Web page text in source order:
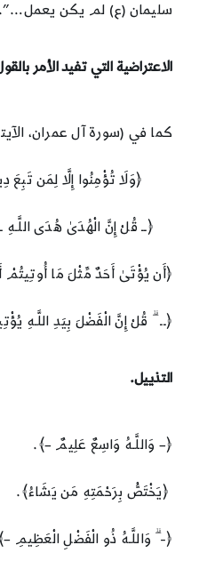
سليمان (ع) لم يكن يعمل…”.
الاعتراضية التي تفيد الأمر
كما في (سورة آل عمران، الآيتان 73و
﴿وَلَا تُؤْمِنُوا إِلَّا لِمَن تَبِعَ
﴿ــ قُلْ إِنَّ الْهُدَىٰ هُدَى اللَّـهِ
﴿أَن يُؤْتَىٰ أَحَدٌ مِّثْلَ مَا
﴿ــ ۗ قُلْ إِنَّ الْفَضْلَ بِيَدِ اللَّـهِ
التذييل.
﴿– وَاللَّـهُ وَاسِعٌ عَلِيمٌ –﴾.
﴿يَخْتَصُّ بِرَحْمَتِهِ مَن يَشَاءُ﴾.
﴿- ۗ وَاللَّـهُ ذُو الْفَضْلِ الْعَظِيمِ